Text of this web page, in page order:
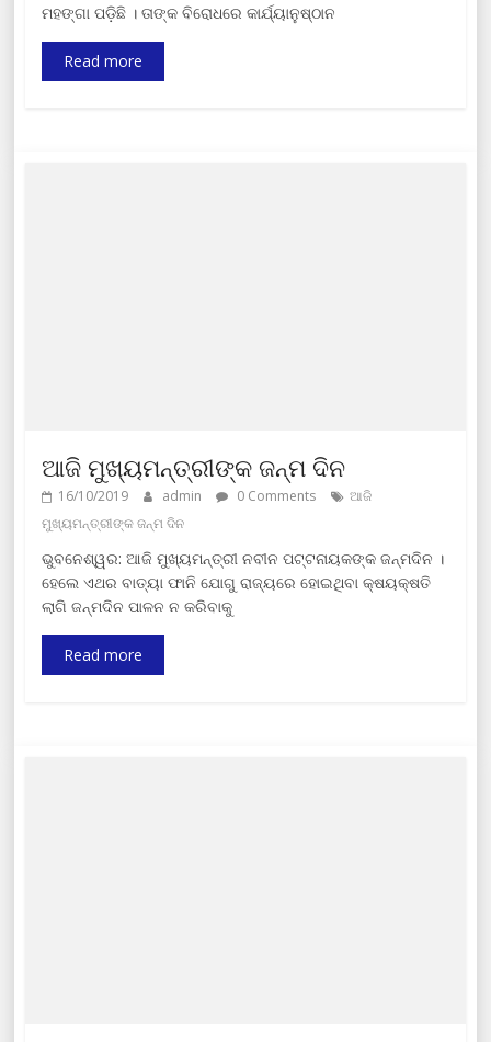
ମହଙ୍ଗା ପଡ଼ିଛି । ତାଙ୍କ ବିରୋଧରେ କାର୍ଯ୍ୟାନୁଷ୍ଠାନ
Read more
ଆଜି ମୁଖ୍ୟମନ୍ତ୍ରୀଙ୍କ ଜନ୍ମ ଦିନ
16/10/2019 admin 0 Comments
ଆଜି
ମୁଖ୍ୟମନ୍ତ୍ରୀଙ୍କ ଜନ୍ମ ଦିନ
ଭୁବନେଶ୍ୱର: ଆଜି ମୁଖ୍ୟମନ୍ତ୍ରୀ ନବୀନ ପଟ୍ଟନାୟକଙ୍କ ଜନ୍ମଦିନ ।
ହେଲେ ଏଥର ବାତ୍ୟା ଫାନି ଯୋଗୁ ରାଜ୍ୟରେ ହୋଇଥିବା କ୍ଷୟକ୍ଷତି
ଲାଗି ଜନ୍ମଦିନ ପାଳନ ନ କରିବାକୁ
Read more